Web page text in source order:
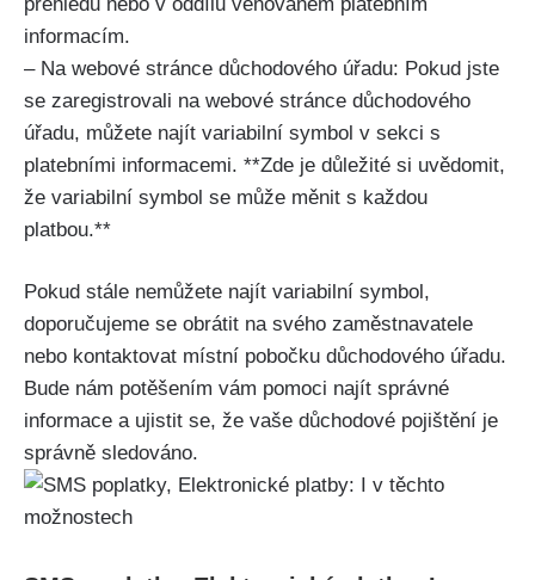
informacím.
– Na webové stránce důchodového úřadu: Pokud jste
se zaregistrovali na webové stránce důchodového
úřadu, můžete najít variabilní symbol v sekci s
platebními informacemi. **Zde je důležité si uvědomit,
že variabilní symbol se může měnit s každou
platbou.**
Pokud stále nemůžete najít variabilní symbol,
doporučujeme se obrátit na svého zaměstnavatele
nebo kontaktovat místní pobočku důchodového úřadu.
Bude nám potěšením vám pomoci najít správné
informace a ujistit se, že vaše důchodové pojištění je
správně sledováno.